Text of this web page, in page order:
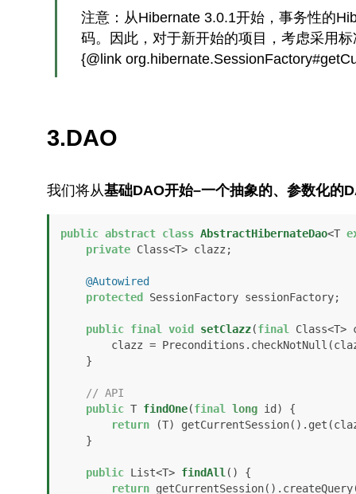
注意：从Hibernate 3.0.1开始，事务性的
码。因此，对于新开始的项目，考虑采用
{@link
3.DAO
我们将从基础DAO开始–一个抽象的、参数化的
public abstract class AbstractHibernateDao<T
private Class<T> clazz;
@Autowired
protected
SessionFactory sessionFactory;
public final void setClazz(final
Class<T>
// API
public T findOne(final long id)
{
return (T)
public List<T> findAll ()
{
return